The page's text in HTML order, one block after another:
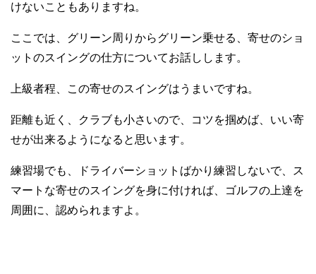
けないこともありますね。
ここでは、グリーン周りからグリーン乗せる、寄せのショ
ットのスイングの仕方についてお話しします。
上級者程、この寄せのスイングはうまいですね。
距離も近く、クラブも小さいので、コツを掴めば、いい寄
せが出来るようになると思います。
練習場でも、ドライバーショットばかり練習しないで、ス
マートな寄せのスイングを身に付ければ、ゴルフの上達を
周囲に、認められますよ。